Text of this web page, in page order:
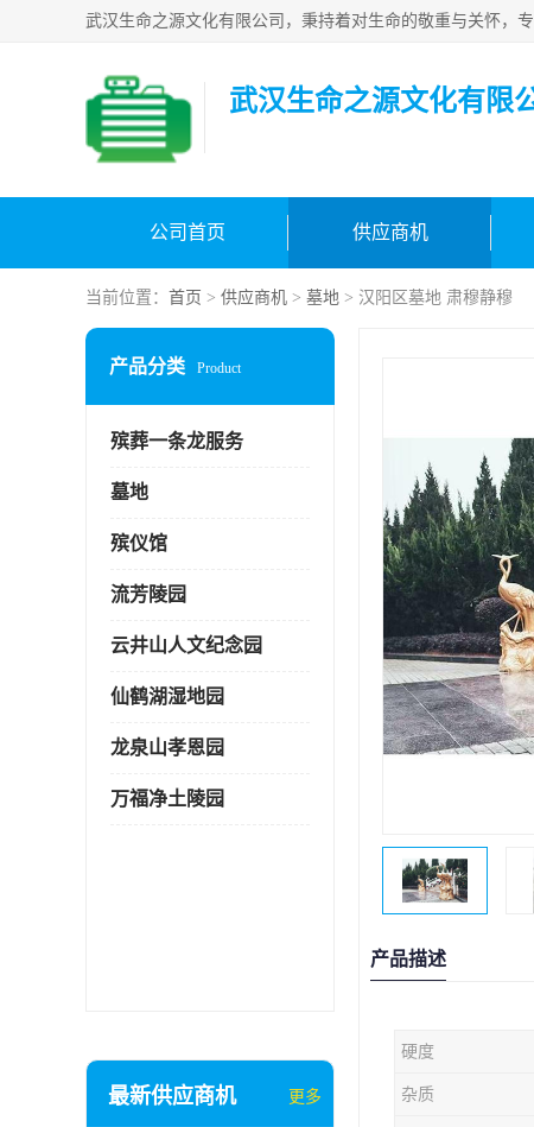
武汉生命之源文化有限
公司首页 供应商机
当前位置： 首页 > 供应商机 > 墓地 > 汉阳区墓地 肃穆静穆
产品分类 Product
殡葬一条龙服务
墓地
殡仪馆
流芳陵园
云井山人文纪念园
仙鹤湖湿地园
龙泉山孝恩园
万福净土陵园
最新供应商机 更多
产品描述
硬度
杂质